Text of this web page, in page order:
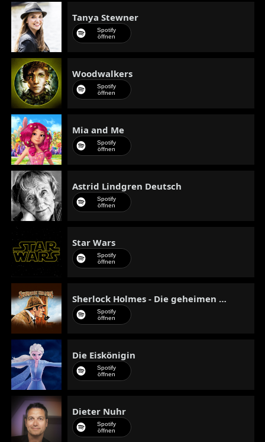
Tanya Stewner
Spotify
öffnen
Woodwalkers
Spotify
öffnen
Mia and Me
Spotify
öffnen
Astrid Lindgren Deutsch
Spotify
öffnen
Star Wars
Spotify
öffnen
Sherlock Holmes - Die geheimen Fälle des Meisterdetektivs
Spotify
öffnen
Die Eiskönigin
Spotify
öffnen
Dieter Nuhr
Spotify
öffnen